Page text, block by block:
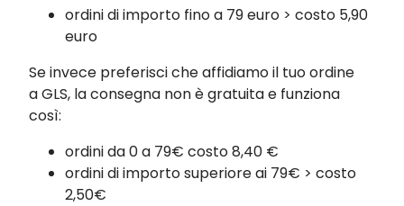
ordini di importo fino a 79 euro > costo 5,90
euro
Se invece preferisci che affidiamo il tuo ordine
a GLS, la consegna non è gratuita e funziona
così:
ordini da 0 a 79€ costo 8,40 €
ordini di importo superiore ai 79€ > costo
2,50€